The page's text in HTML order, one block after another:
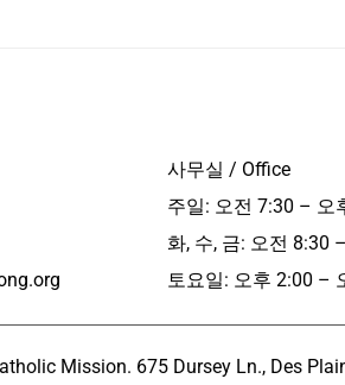
사무실 / Office
주일: 오전 7:30 – 오
화, 수, 금: 오전 8:30
토요일: 오후 2:00 –
Mission. 675 Dursey Ln., Des